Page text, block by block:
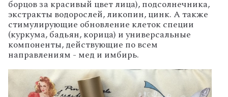
борцов за красивый цвет лица), подсолнечника,
экстракты водорослей, ликопин, цинк. А также
стимулирующие обновление клеток специи
(куркума, бадьян, корица) и универсальные
компоненты, действующие по всем
направлениям - мед и имбирь.